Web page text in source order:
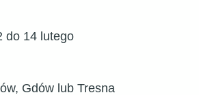
do 14 lutego
Gdów lub Tresna